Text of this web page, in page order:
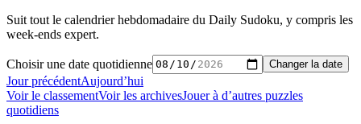
Suit tout le calendrier hebdomadaire du Daily Sudoku, y compris les
week-ends expert.
Choisir une date quotidienne Changer la date
Jour précédentAujourd’hui
Voir le classementVoir les archivesJouer à d’autres puzzles
quotidiens